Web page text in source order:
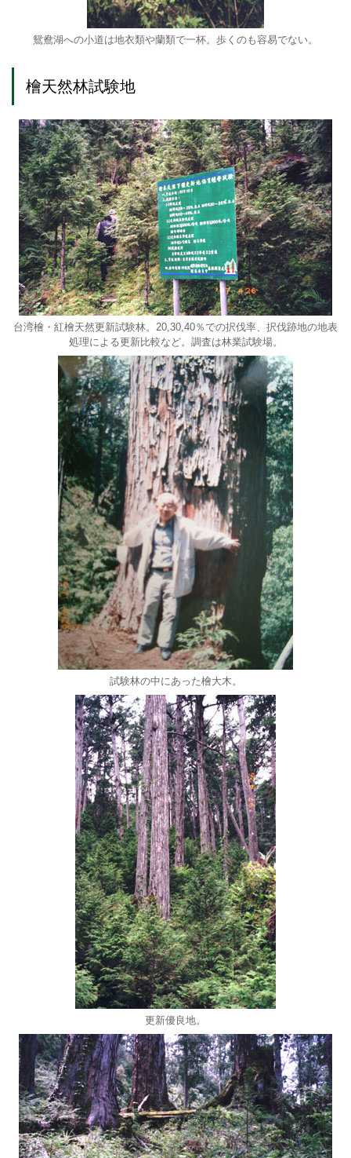
鴛鴦湖への小道は地衣類や蘭類で一杯。歩くのも容易でない。
檜天然林試験地
台湾檜・紅檜天然更新試験林。20,30,40％での択伐率、択伐跡地の地表
処理による更新比較など。調査は林業試験場。
試験林の中にあった檜大木。
更新優良地。